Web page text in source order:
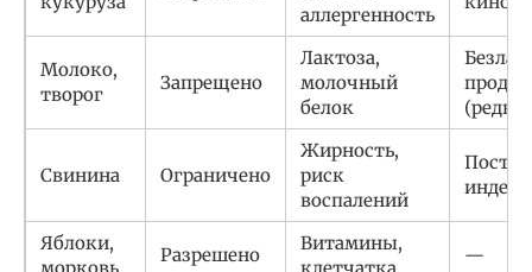
аллергенность
Молоко,
творог
Запрещено
Лактоза,
молочный
белок
(редко)
Свинина Ограничено
Жирность,
риск
воспалений
Яблоки,
Разрешено
Витамины,
—